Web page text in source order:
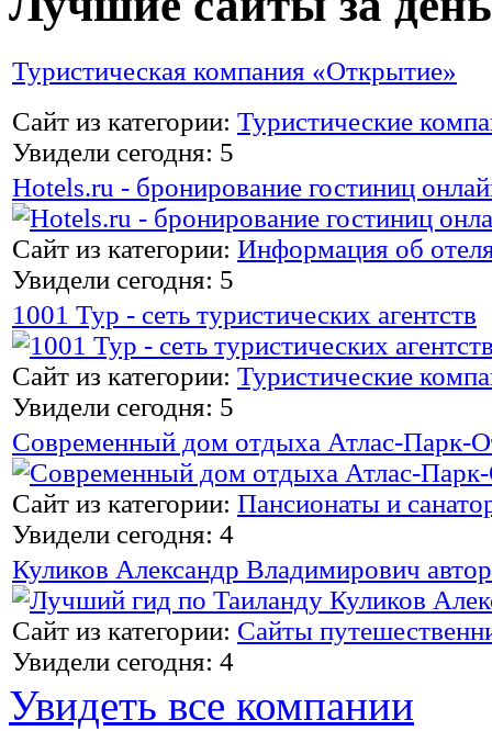
Туристическая компания «Открытие»
Сайт из категории: Туристические
Увидели сегодня: 5
Hotels.ru - бронирование гостиниц
Сайт из категории: Информация об
Увидели сегодня: 5
1001 Тур - сеть туристических агентств
Сайт из категории: Туристические
Увидели сегодня: 5
Современный дом отдыха Атлас-Парк-
Сайт из категории: Пансионаты и
Увидели сегодня: 4
Куликов Александр Владимирович
Сайт из категории: Сайты
Увидели сегодня: 4
Увидеть все компании